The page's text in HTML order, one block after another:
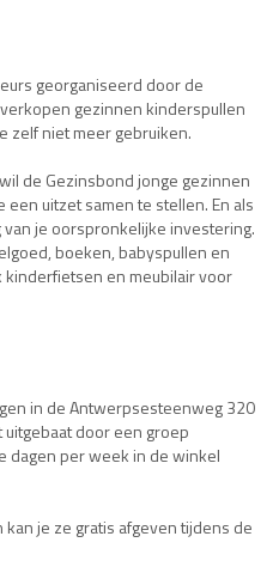
georganiseerd door de
gezinnen kinderspullen
zelf niet meer gebruiken.
de Gezinsbond jonge gezinnen
uitzet samen te stellen. En als
je oorspronkelijke investering.
boeken, babyspullen en
en meubilair voor
in de Antwerpsesteenweg 320
uitgebaat door een groep
dagen per week in de winkel
je ze gratis afgeven tijdens de